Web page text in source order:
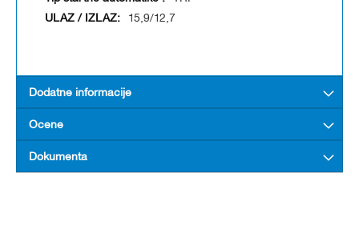
15,9/12,7
Dodatne informacije
Ocene
Dokumenta